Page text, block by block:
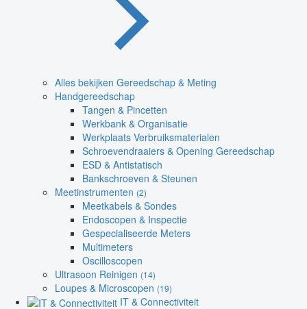
Alles bekijken Gereedschap & Meting
Handgereedschap
Tangen & Pincetten
Werkbank & Organisatie
Werkplaats Verbruiksmaterialen
Schroevendraaiers & Opening Gereedschap
ESD & Antistatisch
Bankschroeven & Steunen
Meetinstrumenten (2)
Meetkabels & Sondes
Endoscopen & Inspectie
Gespecialiseerde Meters
Multimeters
Oscilloscopen
Ultrasoon Reinigen (14)
Loupes & Microscopen (19)
IT & Connectiviteit